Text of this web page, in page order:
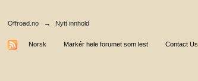
Offroad.no → Nytt innhold
Norsk Markér hele forumet som lest Contact Us